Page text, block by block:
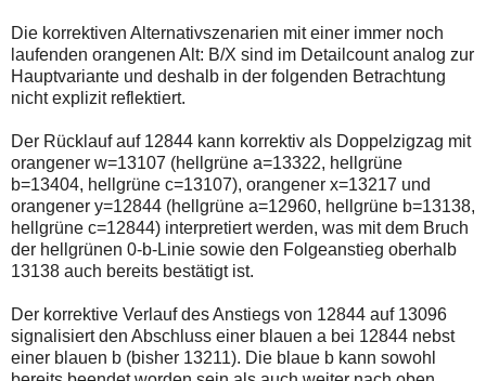
es
zu
einem
späteren
Zeitpunkt
einmal.
Sollte
das
Problem
weiterbestehen
bitte
ich
um
Kontaktaufnahme
Mail
robbys-
elliottwellen@online.de.
Bis
Die korrektiven Alternativszenarien mit einer immer noch
laufenden orangenen Alt: B/X sind im Detailcount analog zur
Hauptvariante und deshalb in der folgenden Betrachtung
nicht explizit reflektiert.
Der Rücklauf auf 12844 kann korrektiv als Doppelzigzag mit
orangener w=13107 (hellgrüne a=13322, hellgrüne
b=13404, hellgrüne c=13107), orangener x=13217 und
orangener y=12844 (hellgrüne a=12960, hellgrüne b=13138,
hellgrüne c=12844) interpretiert werden, was mit dem Bruch
der hellgrünen 0-b-Linie sowie den Folgeanstieg oberhalb
13138 auch bereits bestätigt ist.
Der korrektive Verlauf des Anstiegs von 12844 auf 13096
signalisiert den Abschluss einer blauen a bei 12844 nebst
einer blauen b (bisher 13211). Die blaue b kann sowohl